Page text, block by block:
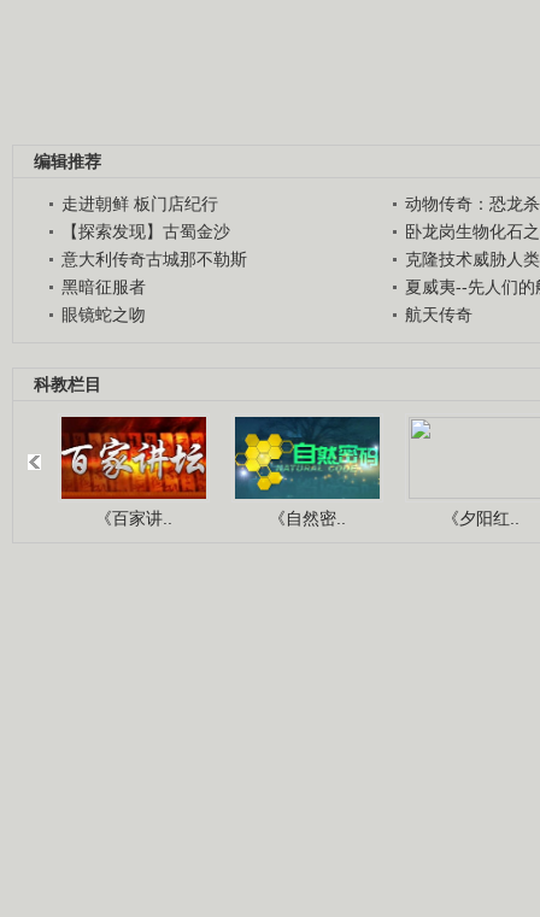
编辑推荐
走进朝鲜 板门店纪行
动物传奇：恐龙
【探索发现】古蜀金沙
卧龙岗生物化石
意大利传奇古城那不勒斯
克隆技术威胁人
黑暗征服者
夏威夷--先人们的
眼镜蛇之吻
航天传奇
科教栏目
《百家讲.. 《自然密.. 《夕阳红..